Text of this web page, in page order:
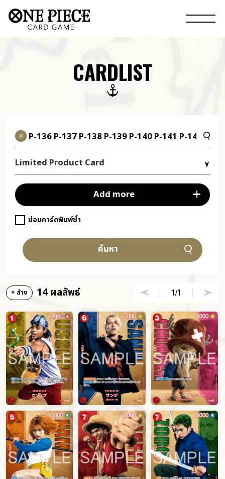
CARDLIST
Limited Product Card
Add more
ซ่อนการ์ดพิมพ์ซ้ำ
ค้นหา
× ล้าง 14 ผลลัพธ์ 1/1